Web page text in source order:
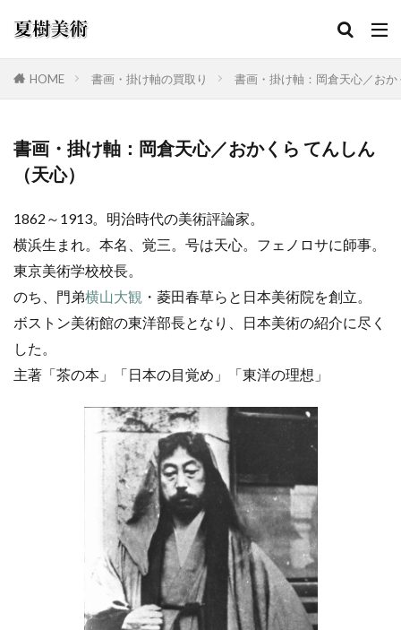
HOME 書画・掛け軸の買取り 書画・掛け軸：岡倉天心／お
書画・掛け軸：岡倉天心／おかくら てんしん
（天心）
1862～1913。明治時代の美術評論家。
横浜生まれ。本名、覚三。号は天心。フェノロサに師事。
東京美術学校校長。
のち、門弟横山大観 ・菱田春草らと日本美術院を創立。
ボストン美術館の東洋部長となり、日本美術の紹介に尽く
した。
主著「茶の本」「日本の目覚め」「東洋の理想」
カテゴリー